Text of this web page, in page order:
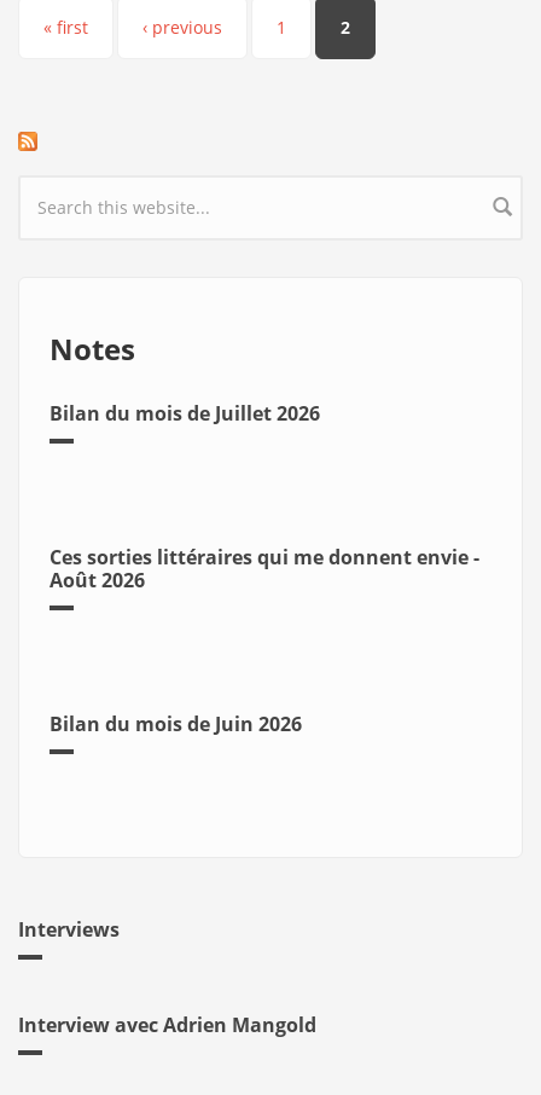
Pages
« first ‹ previous 1 2
Search form
Notes
Bilan du mois de Juillet 2026
Ces sorties littéraires qui me donnent envie -
Août 2026
Bilan du mois de Juin 2026
Interviews
Interview avec Adrien Mangold